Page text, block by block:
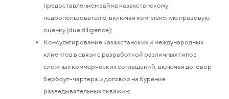
предоставлением займа казахстанскому
недропользователю, включая комплексную правовую
оценку (due diligence);
Консультирование казахстанских и международных
клиентов в связи с разработкой различных типов
сложных коммерческих соглашений, включая договор
бербоут-чартера и договор на бурение
разведывательных скважин;